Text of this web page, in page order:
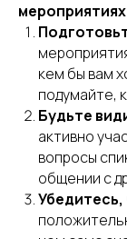
кем бы вам
подумайте,
Будьте
активно
вопросы
общении с
Убедитесь,